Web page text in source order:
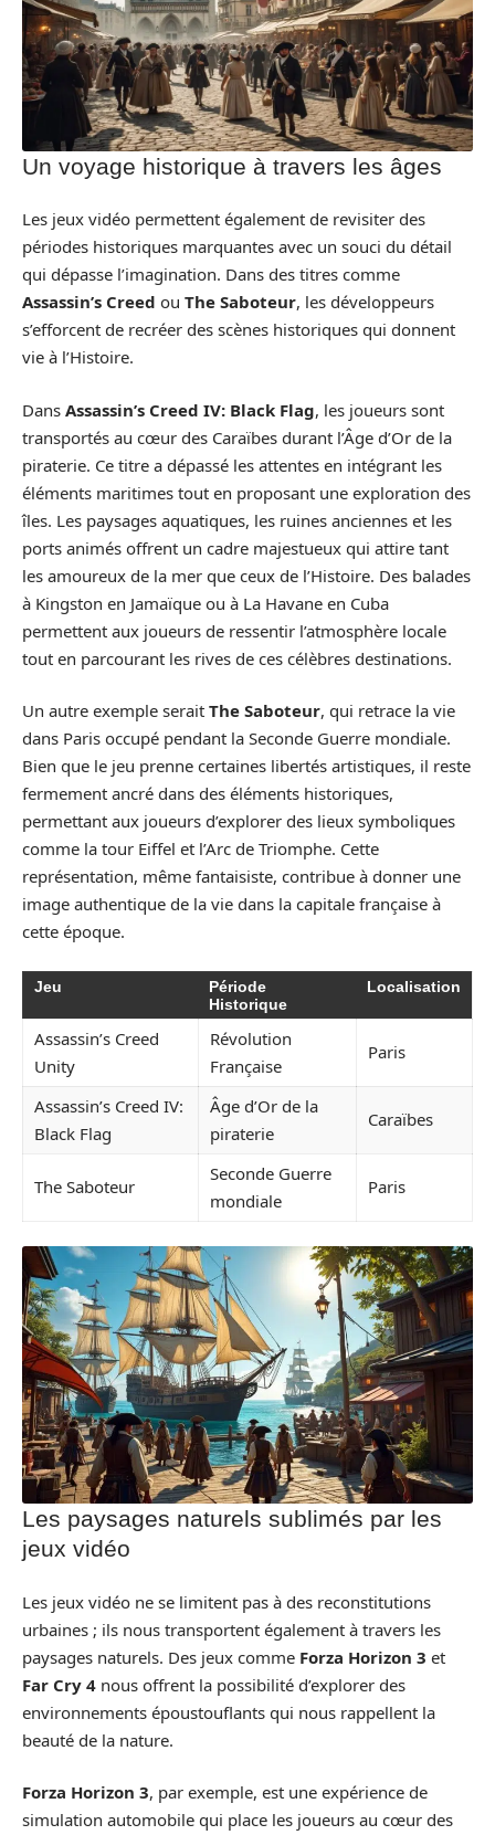
Un voyage historique à travers les âges
Les jeux vidéo permettent également de revisiter des
périodes historiques marquantes avec un souci du détail
qui dépasse l’imagination. Dans des titres comme
Assassin’s Creed ou The Saboteur, les développeurs
s’efforcent de recréer des scènes historiques qui donnent
vie à l’Histoire.
Dans Assassin’s Creed IV: Black Flag, les joueurs sont
transportés au cœur des Caraïbes durant l’Âge d’Or de la
piraterie. Ce titre a dépassé les attentes en intégrant les
éléments maritimes tout en proposant une exploration des
îles. Les paysages aquatiques, les ruines anciennes et les
ports animés offrent un cadre majestueux qui attire tant
les amoureux de la mer que ceux de l’Histoire. Des balades
à Kingston en Jamaïque ou à La Havane en Cuba
permettent aux joueurs de ressentir l’atmosphère locale
tout en parcourant les rives de ces célèbres destinations.
Un autre exemple serait The Saboteur, qui retrace la vie
dans Paris occupé pendant la Seconde Guerre mondiale.
Bien que le jeu prenne certaines libertés artistiques, il reste
fermement ancré dans des éléments historiques,
permettant aux joueurs d’explorer des lieux symboliques
comme la tour Eiffel et l’Arc de Triomphe. Cette
représentation, même fantaisiste, contribue à donner une
image authentique de la vie dans la capitale française à
cette époque.
Jeu
Période
Historique
Localisation
Assassin’s Creed
Unity
Révolution
Française
Paris
Assassin’s Creed IV:
Black Flag
Âge d’Or de la
piraterie
Caraïbes
The Saboteur
Seconde Guerre
mondiale
Paris
Les paysages naturels sublimés par les
jeux vidéo
Les jeux vidéo ne se limitent pas à des reconstitutions
urbaines ; ils nous transportent également à travers les
paysages naturels. Des jeux comme Forza Horizon 3 et
Far Cry 4 nous offrent la possibilité d’explorer des
environnements époustouflants qui nous rappellent la
beauté de la nature.
Forza Horizon 3, par exemple, est une expérience de
simulation automobile qui place les joueurs au cœur des